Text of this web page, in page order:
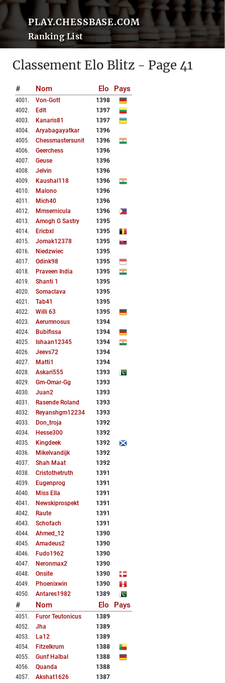
PLAY.CHESSBASE.COM
Ranking List
Classement Elo Blitz - Page 41
# Nom Elo Pays
4001 . Von-Gott
1398
4002. Edlt
1397
4003. Kanaris81
1397
4004. Aryabagayatkar
1396
4005. Chessmastersunit
1396
4006. Geerchess
1396
4007. Geuse
1396
4008. Jelvin
1396
4009. Kaushal118
1396
4010. Malono
1396
4011 . Mich40
1396
4012. Mmsernicula
1396
4013. Amogh G Sastry
1395
4014. Ericbxl
1395
4015. Jomak12378
1395
4016. Niedzwiec
1395
4017. Odink98
1395
4018. Praveen India
1395
4019. Shanti 1
1395
4020. Somaclava
1395
4021 . Tab41
1395
4022. Willi 63
1395
4023. Aerumnosus
1394
4024. Bubifissa
1394
4025. Ishaan12345
1394
4026. Jeevs72
1394
4027. Matti1
1394
4028. Askari555
1393
4029. Gm-Omar-Gg
1393
4030. Juan2
1393
4031 . Rasende Roland
1393
4032. Reyanshgm12234
1393
4033. Don_troja
1392
4034. Hesse300
1392
4035. Kingdeek
1392
4036. Mikelvandijk
1392
4037. Shah Maat
1392
4038. Cristothetruth
1391
4039. Eugenprog
1391
4040. Miss Ella
1391
4041 . Newskiprospekt
1391
4042. Raute
1391
4043. Schofach
1391
4044. Ahmed_12
1390
4045. Amadeus2
1390
4046. Fudo1962
1390
4047. Neronmax2
1390
4048. Onsite
1390
4049. Phoenixwin
1390
4050. Antares1982 1389
# Nom Elo Pays
4051 . Furor Teutonicus
1389
4052. Jha
1389
4053. La12
1389
4054. Fitzelkrum
1388
4055. Gunf Halbal
1388
4056. Quanda
1388
4057. Akshat1626
1387